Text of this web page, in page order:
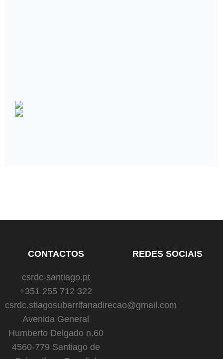
CONTACTOS
csrdc-santiago.pt
+351 255 712 322
csrdc.stiagosubarrifanadirecao@gmail.com
Avenida General
Humberto Delgado n.60
4560-779 Santiago de
REDES SOCIAIS